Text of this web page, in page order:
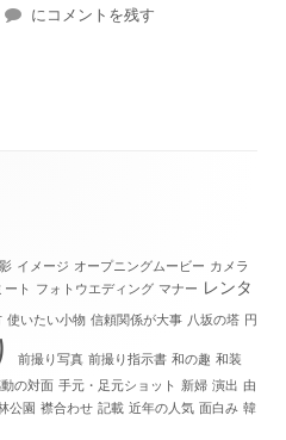
メリットが大きいと言われる前撮り
にコメントを残す
イメージ オープニングムービー カメラ
ト フォトウエディング マナー レンタ
使いたい小物 信頼関係が大事 八坂の塔 円
前撮り写真 前撮り指示書 和の趣 和装
の対面 手元・足元ショット 新婦 演出 由
公園 襟合わせ 記載 近年の人気 面白み 韓